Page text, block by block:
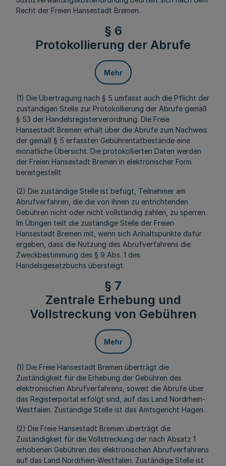
Recht der Freien Hansestadt Bremen.
§ 6
Protokollierung der Abrufe
Mehr
(1) Die Übertragung nach § 5 umfasst auch die Pflicht der
zuständigen Stelle zur Protokollierung der Abrufe gemäß
§ 53 der Handelsregisterverordnung. Die Freie
Hansestadt Bremen erhält über die Abrufe zum Nachweis
der gemäß § 5 erfassten Gebührentatbestände eine
monatliche Übersicht. Die protokollierten Daten werden
der Freien Hansestadt Bremen in elektronischer Form
bereitgestellt.
(2) Die zuständige Stelle ist befugt, Teilnehmer am
Abrufverfahren, die die von ihnen zu entrichtenden
Gebühren nicht oder nicht vollständig zahlen, zu sperren.
Im Übrigen teilt die zuständige Stelle der Freien
Hansestadt Bremen mit, wenn sich Anhaltspunkte dafür
ergeben, dass die Nutzung des Abrufverfahrens die
Zweckbestimmung des § 9 Abs. 1 des
Handelsgesetzbuchs übersteigt.
§ 7
Zentrale Erhebung und
Vollstreckung von Gebühren
Mehr
(1) Die Freie Hansestadt Bremen überträgt die
Zuständigkeit für die Erhebung der Gebühren des
elektronischen Abrufverfahrens, soweit die Abrufe über
das Registerportal erfolgt sind, auf das Land Nordrhein-
Westfalen. Zuständige Stelle ist das Amtsgericht Hagen.
(2) Die Freie Hansestadt Bremen überträgt die
Zuständigkeit für die Vollstreckung der nach Absatz 1
erhobenen Gebühren des elektronischen Abrufverfahrens
auf das Land Nordrhein-Westfalen. Zuständige Stelle ist